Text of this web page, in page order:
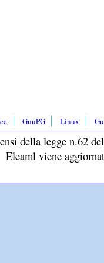
GnuPG Linux
della legge n.62
Eleaml viene